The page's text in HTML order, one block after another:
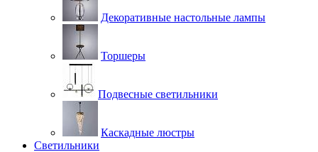
Декоративные настольные лампы
Торшеры
Подвесные светильники
Каскадные люстры
Светильники